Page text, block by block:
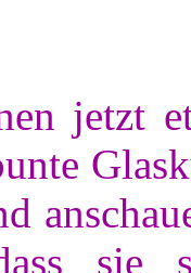
jetzt
sie